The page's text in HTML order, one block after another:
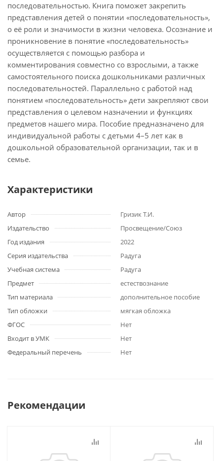
последовательностью. Книга поможет закрепить
представления детей о понятии «последовательность»,
о её роли и значимости в жизни человека. Осознание и
проникновение в понятие «последовательность»
осуществляется с помощью разбора и
комментирования совместно со взрослыми, а также
самостоятельного поиска дошкольниками различных
последовательностей. Параллельно с работой над
понятием «последовательность» дети закрепляют свои
представления о целевом назначении и функциях
предметов нашего мира. Пособие предназначено для
индивидуальной работы с детьми 4–5 лет как в
дошкольной образовательной организации, так и в
семье.
Характеристики
Автор
Гризик Т.И.
Издательство
Просвещение/Союз
Год издания
2022
Серия издательства
Радуга
Учебная система
Радуга
Предмет
естествознание
Тип материала
дополнительное пособие
Тип обложки
мягкая обложка
ФГОС
Нет
Входит в УМК
Нет
Федеральный перечень
Нет
Рекомендации